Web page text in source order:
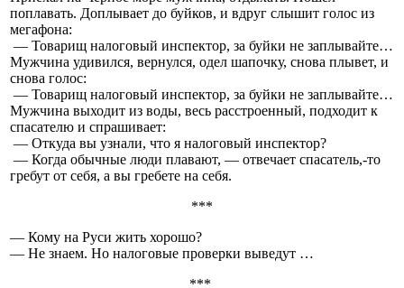
поплавать. Доплывает до буйков, и вдруг слышит голос из
мегафона:
— Товарищ налоговый инспектор, за буйки не заплывайте…
Мужчина удивился, вернулся, одел шапочку, снова плывет, и
снова голос:
— Товарищ налоговый инспектор, за буйки не заплывайте…
Мужчина выходит из воды, весь расстроенный, подходит к
спасателю и спрашивает:
— Откуда вы узнали, что я налоговый инспектор?
— Когда обычные люди плавают, — отвечает спасатель,-то
гребут от себя, а вы гребете на себя.
***
— Кому на Руси жить хорошо?
— Не знаем. Но налоговые проверки выведут …
***